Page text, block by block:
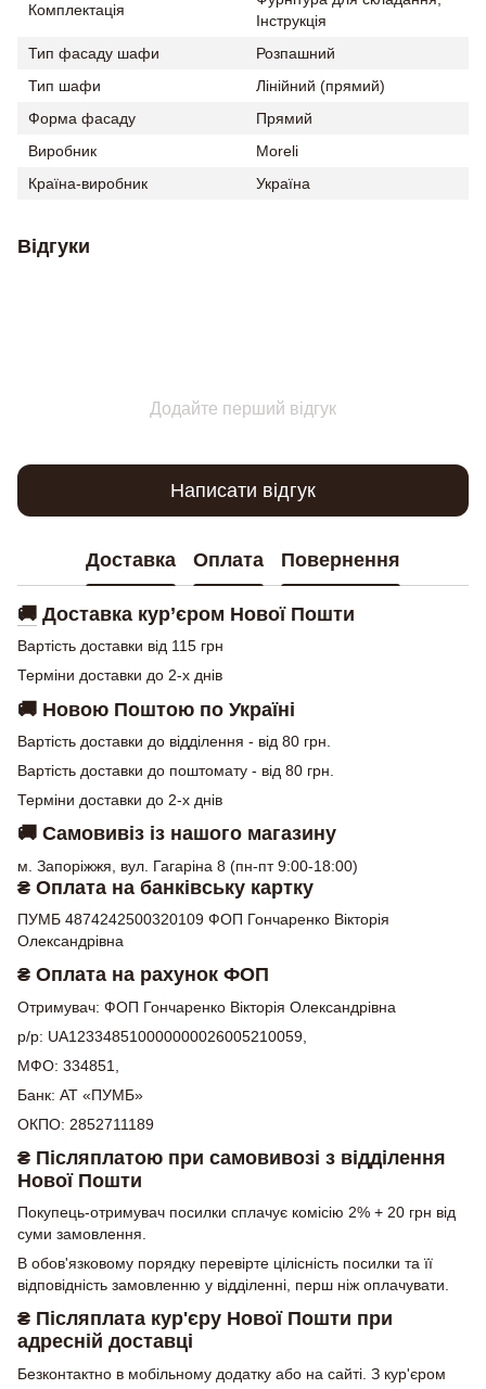
Комплектація
Інструкція
Тип фасаду шафи
Розпашний
Тип шафи
Лінійний (прямий)
Форма фасаду
Прямий
Виробник
Moreli
Країна-виробник
Україна
Відгуки
Додайте перший відгук
Написати відгук
Доставка Оплата Повернення
🚚 Доставка кур’єром Нової Пошти
Вартість доставки від 115 грн
Терміни доставки до 2-х днів
🚚 Новою Поштою по Україні
Вартість доставки до відділення - від 80 грн.
Вартість доставки до поштомату - від 80 грн.
Терміни доставки до 2-х днів
🚚 Самовивіз із нашого магазину
м. Запоріжжя, вул. Гагаріна 8 (пн-пт 9:00-18:00)
₴ Оплата на банківську картку
ПУМБ 4874242500320109 ФОП Гончаренко Вікторія
Олександрівна
₴ Оплата на рахунок ФОП
Отримувач: ФОП Гончаренко Вікторія Олександрівна
р/р: UA123348510000000026005210059,
МФО: 334851,
Банк: АТ «ПУМБ»
ОКПО: 2852711189
₴ Післяплатою при самовивозі з відділення
Нової Пошти
Покупець-отримувач посилки сплачує комісію 2% + 20 грн від
суми замовлення.
В обов'язковому порядку перевірте цілісність посилки та її
відповідність замовленню у відділенні, перш ніж оплачувати.
₴ Післяплата кур'єру Нової Пошти при
адресній доставці
Безконтактно в мобільному додатку або на сайті. З кур'єром